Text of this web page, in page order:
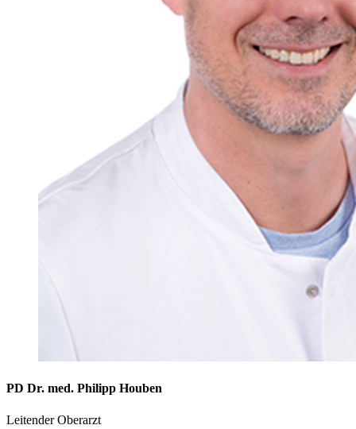
PD Dr. med. Philipp Houben
Leitender Oberarzt